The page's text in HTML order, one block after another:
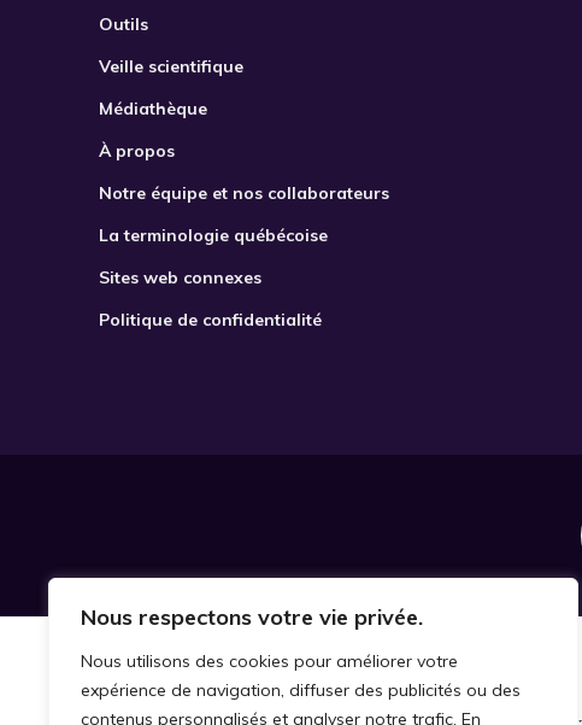
Nous respectons votre vie privée.
Nous utilisons des cookies pour améliorer votre
expérience de navigation, diffuser des publicités ou des
contenus personnalisés et analyser notre trafic. En
Outils
Veille scientifique
Médiathèque
À propos
Notre équipe et nos collaborateurs
La terminologie québécoise
Sites web connexes
Politique de confidentialité